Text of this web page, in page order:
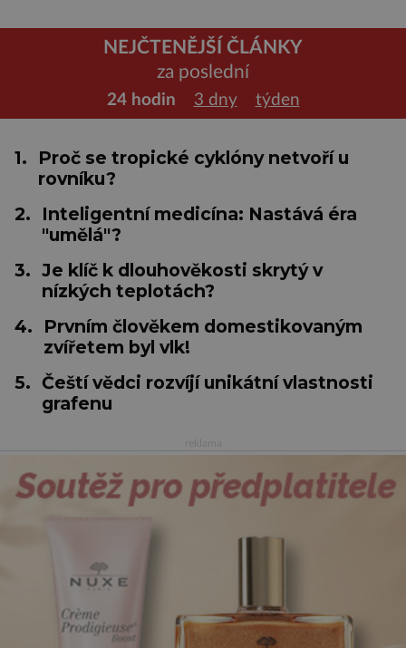
NEJČTENĚJŠÍ ČLÁNKY
za poslední
24 hodin 3 dny týden
1.
Proč se tropické cyklóny netvoří u
rovníku?
2.
Inteligentní medicína: Nastává éra
"umělá"?
3. Je klíč k dlouhověkosti skrytý v
nízkých teplotách?
4.
Prvním člověkem domestikovaným
zvířetem byl vlk!
5. Čeští vědci rozvíjí unikátní vlastnosti
grafenu